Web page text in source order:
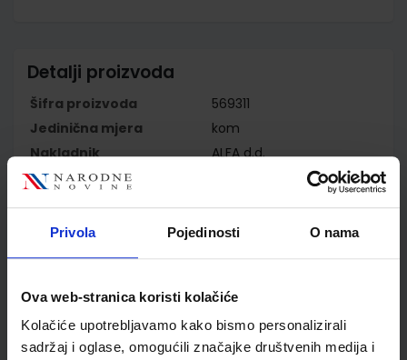
Privola Pojedinosti O nama
Ova web-stranica koristi kolačiće
Kolačiće upotrebljavamo kako bismo personalizirali
sadržaj i oglase, omogućili značajke društvenih medija i
Detalji proizvoda
Šifra proizvoda
569311
Jedinična mjera
kom
Nakladnik
ALFA d.d.
Autor
Anić Barić Brigović Ledić
Nazor Samardžija Bagarić
Školski razred
40 4.RAZRED SŠ
Vrsta školske knjige
Vrsta škole
2 GIMNAZIJA
Reg br min
7283